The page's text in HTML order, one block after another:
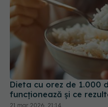
Dieta cu orez de 1.000
funcționează și ce
21 mar 2026, 21:14